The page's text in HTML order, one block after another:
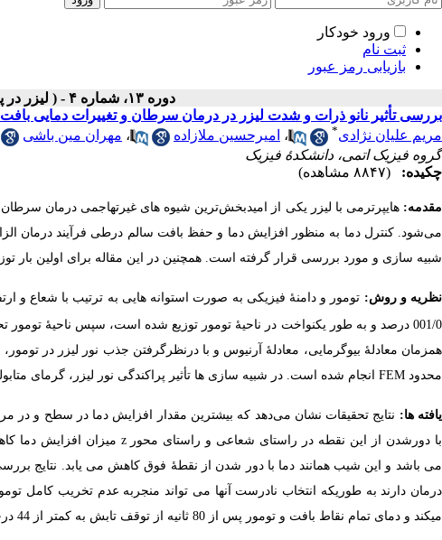
ورود خودکار
ثبت نام
بازیابی رمز عبور
دوره ۱۳، شماره ۴ - ( لیزر در پزشکی ۱۳۹۶ )
بررسی تأثیر نانو ذرات و شدت لیزر در درمان سرطان و تغییرات دمایی
مریم علیان نژادی* ، امیرحسین ملازاده ، مهران مین باشی
گروه فیزیک اتمی، دانشکدۀ فیزیک
چکیده:
(۸۸۴۷ مشاهده)
مقدمه: هایپرترمی با لیزر یکی از امیدبخش‌­ترین شیوه ­های غیرتهاجمی درمان
می­‌شود. کنترل دما به­ منظور افزایش دما و حفظ بافت سالم در­طی فرآیند درمان
شبیه­ سازی و مورد بررسی قرار گرفته است. همچنین در این مقاله برای اولین­ بار
نظریه و روش:
001/0 درصد و به­ طور یکنواخت در ناحیۀ تومور توزیع شده است، سپس ناحیۀ تومور تحت تابش لیزر با شدت
همزمان معادلۀ بیوگرمایی، معادلۀ آرنیوس و با درنظر­گرفتن جذب نور لیزر در
محدود FEM انجام شده است. در شبیه­ سازی­ ها تأثیر پراکندگی نور لیزر، گرمای
یافته­ ها:
با دور­شدن از این نقطه در راستای شعاعی و راستای محورz میزان افزایش دما
می­ باشد و این شیب همانند دما با دور شدن از نقطۀ فوق کاهش می­ یابد. نتایج
درمان دارند به­ طوری­که انتخاب نادرست آن­ها می­ تواند منجر­به عدم تخریب کامل
می­کند و دمای تمام نقاط بافت و تومور پس ­از 80 ثانیه از توقف تابش به کمتر از 44 درجۀ سانتی­گراد می­ رسد که دمایی ایمن برای بافت می­ باشد.